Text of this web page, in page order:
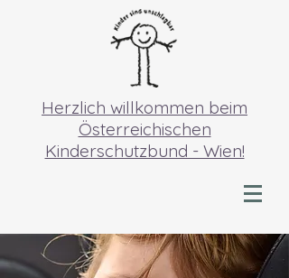
Herzlich willkommen beim
Österreichischen
Kinderschutzbund - Wien!